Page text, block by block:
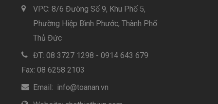
VPC: 8/6 Đường Số 9, Khu Phố 5,
Phường Hiệp Bình Phước, Thành Phố
Thủ Đức
ĐT: 08 3727 1298 - 0914 643 679
Fax: 08 6258 2103
Email: info@toanan.vn